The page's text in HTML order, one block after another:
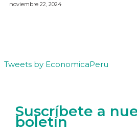
noviembre 22, 2024
Tweets by EconomicaPeru
Suscríbete a
boletín